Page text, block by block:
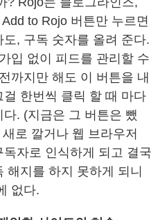
to Rojo 버튼만 누르면
, 구독 숫자를 올려 준다.
입 없이 피드를 관리할 수
까지만 해도 이 버튼을 내
한번씩 클릭 할 때 마다
. (지금은 그 버튼은 뺐
로 깔거나 웹 브라우저
자로 인식하게 되고 결국
해지를 하지 못하게 되니
없다.